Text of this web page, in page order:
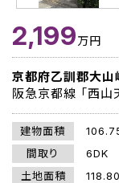
2,199万円
京都府乙訓郡大山
阪急京都線 「西山
建物面積
間取り
6DK
土地面積
118.80